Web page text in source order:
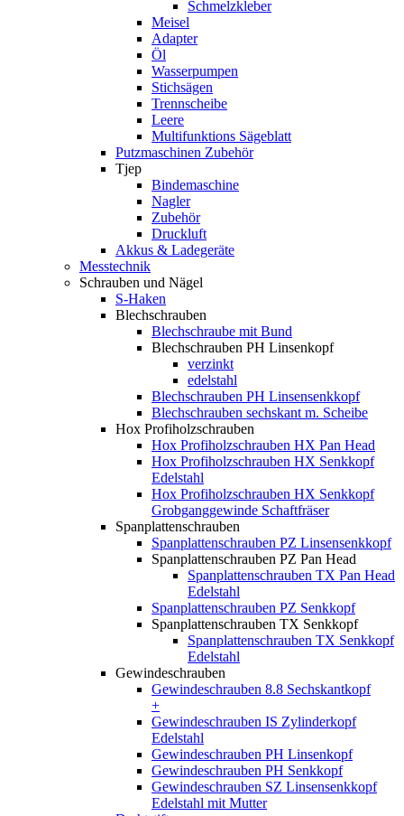
Schmelzkleber
Meisel
Adapter
Öl
Wasserpumpen
Stichsägen
Trennscheibe
Leere
Multifunktions Sägeblatt
Putzmaschinen Zubehör
Tjep
Bindemaschine
Nagler
Zubehör
Druckluft
Akkus & Ladegeräte
Messtechnik
Schrauben und Nägel
S-Haken
Blechschrauben
Blechschraube mit Bund
Blechschrauben PH Linsenkopf
verzinkt
edelstahl
Blechschrauben PH Linsensenkkopf
Blechschrauben sechskant m. Scheibe
Hox Profiholzschrauben
Hox Profiholzschrauben HX Pan Head
Hox Profiholzschrauben HX Senkkopf
Edelstahl
Hox Profiholzschrauben HX Senkkopf
Grobganggewinde Schaftfräser
Spanplattenschrauben
Spanplattenschrauben PZ Linsensenkkopf
Spanplattenschrauben PZ Pan Head
Spanplattenschrauben TX Pan Head
Edelstahl
Spanplattenschrauben PZ Senkkopf
Spanplattenschrauben TX Senkkopf
Spanplattenschrauben TX Senkkopf
Edelstahl
Gewindeschrauben
Gewindeschrauben 8.8 Sechskantkopf
+
Gewindeschrauben IS Zylinderkopf
Edelstahl
Gewindeschrauben PH Linsenkopf
Gewindeschrauben PH Senkkopf
Gewindeschrauben SZ Linsensenkkopf
Edelstahl mit Mutter